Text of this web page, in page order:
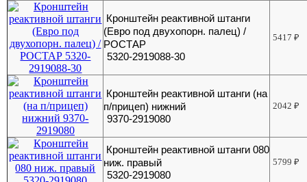
Кронштейн реактивной штанги
(Евро под двухопорн. палец) /
РОСТАР
5320-2919088-30
5417₽
Кронштейн реактивной штанги (на
п/прицеп) нижний
9370-2919080
2042₽
Кронштейн реактивной штанги 080
ниж. правый
5320-2919080
5799₽